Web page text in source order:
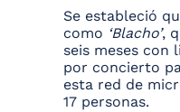
Se estableció
como ‘Blacho’,
seis meses con
por concierto
esta red de
17 personas.